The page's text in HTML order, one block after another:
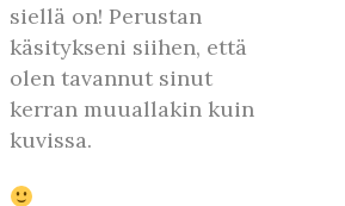
siellä on! Perustan
käsitykseni siihen, että
olen tavannut sinut
kerran muuallakin kuin
kuvissa.